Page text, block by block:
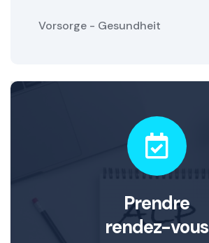
Vorsorge - Gesundheit
Prendre
rendez-vous